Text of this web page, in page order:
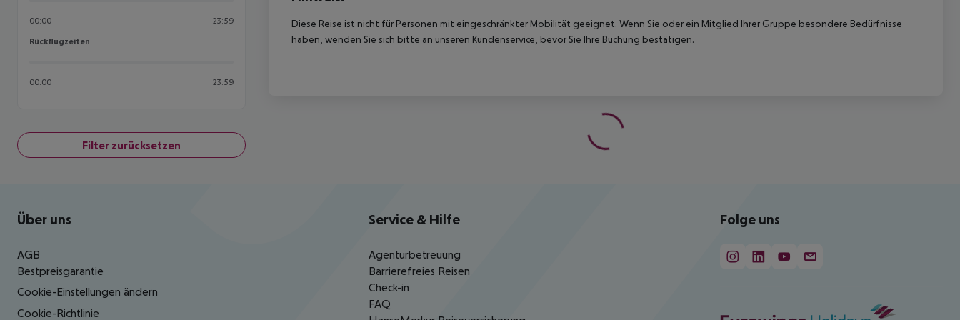
00:00 23:59
Rückflugzeiten
Rückflugzeiten
00:00 23:59
Filter zurücksetzen
Diese Reise ist nicht für Personen mit eingeschränkter Mobilität geeignet. Wenn Sie oder ein Mitglied Ihrer Gruppe besondere Bedürfnisse
haben, wenden Sie sich bitte an unseren Kundenservice, bevor Sie Ihre Buchung bestätigen.
Footer navigation
Über uns
AGB
Bestpreisgarantie
Cookie-Einstellungen ändern
Cookie-Richtlinie
Service & Hilfe
Agenturbetreuung
Barrierefreies Reisen
Check-in
FAQ
Folge uns